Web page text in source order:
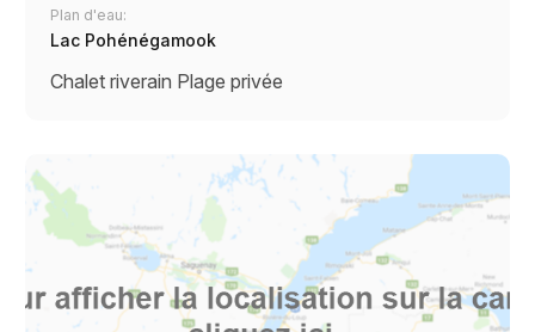
Plan d'eau:
Lac Pohénégamook
Chalet riverain Plage privée